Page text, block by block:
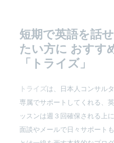
短期で英語を話
たい方に おすす
「トライズ」
トライズは、日本人コンサル
専属でサポートしてくれる、
ッスンは週３回確保される上
面談やメールで日々サポート